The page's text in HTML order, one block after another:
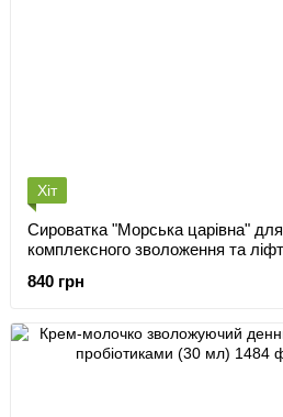
Хіт
Сироватка "Морська царівна" для
комплексного зволоження та ліфтингу з
30+
840 грн